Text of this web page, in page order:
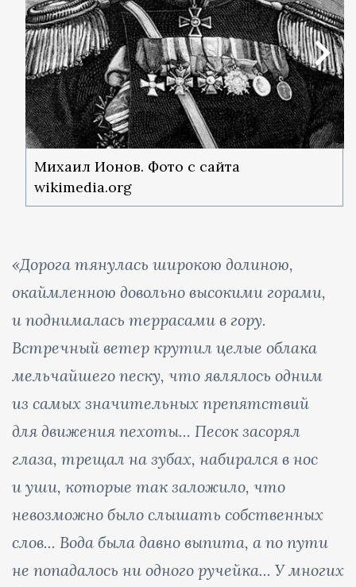
Михаил Ионов. Фото с сайта
wikimedia.org
«Дорога тянулась широкою долиною,
окаймленною довольно высокими горами,
и поднималась террасами в гору.
Встречный ветер крутил целые облака
мельчайшего песку, что являлось одним
из самых значительных препятствий
для движения пехоты... Песок засорял
глаза, трещал на зубах, набирался в нос
и уши, которые так заложило, что
невозможно было слышать собственных
слов... Вода была давно выпита, а по пути
не попадалось ни одного ручейка... У многих